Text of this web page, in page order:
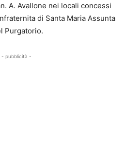
A. Avallone nei locali concessi
di Santa Maria Assunta
Purgatorio.
- pubblicità -